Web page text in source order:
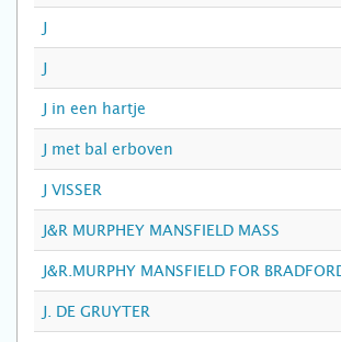
J
J
J in een hartje
J met bal erboven
J VISSER
J&R MURPHEY MANSFIELD MASS
J&R.MURPHY MANSFIELD FOR
J. DE GRUYTER